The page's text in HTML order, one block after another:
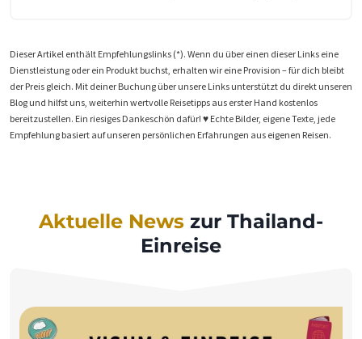
Dieser Artikel enthält Empfehlungslinks (*). Wenn du über einen dieser Links eine
Dienstleistung oder ein Produkt buchst, erhalten wir eine Provision – für dich bleibt
der Preis gleich. Mit deiner Buchung über unsere Links unterstützt du direkt unseren
Blog und hilfst uns, weiterhin wertvolle Reisetipps aus erster Hand kostenlos
bereitzustellen. Ein riesiges Dankeschön dafür! ♥️ Echte Bilder, eigene Texte, jede
Empfehlung basiert auf unseren persönlichen Erfahrungen aus eigenen Reisen.
Aktuelle News zur Thailand-
Einreise